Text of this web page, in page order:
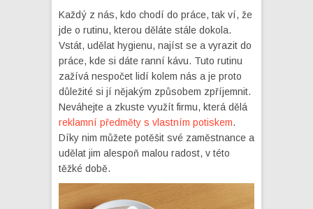
Každý z nás, kdo chodí do práce, tak ví, že
jde o rutinu, kterou děláte stále dokola.
Vstát, udělat hygienu, najíst se a vyrazit do
práce, kde si dáte ranní kávu. Tuto rutinu
zažívá nespočet lidí kolem nás a je proto
důležité si jí nějakým způsobem zpříjemnit.
Neváhejte a zkuste využít firmu, která dělá
reklamní předměty s vlastním potiskem.
Díky nim můžete potěšit své zaměstnance a
udělat jim alespoň malou radost, v této
těžké době.